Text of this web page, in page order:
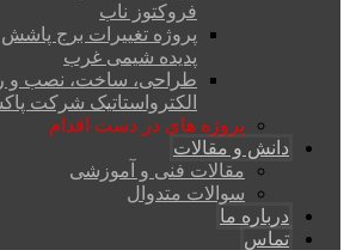
فروکتوز ناب
پروژه تغییرات برج
پدیده شیمی غرب
طراحی، ساخت، نصب و
الکترواستاتیک شرکت
پروژه های در دست اقدام
دانش و مقالات
مقالات فنی و آموزشی
سوالات متدوال
درباره ما
تماس